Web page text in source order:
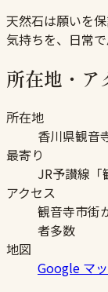
天然石は願いを
気持ちを、日常
所在地・ア
所在地
香川県観音
最寄り
JR予讃線「
アクセス
観音寺市街
者多数
地図
Google マ